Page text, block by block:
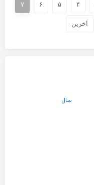
۴ ۵ ۶ ۷
آخرین
سال